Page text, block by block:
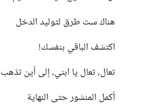
هناك ست طرق لتوليد الدخل
اكتشف الباقي بنفسك!
تعال، تعال يا ابني، إلى أين
أكمل المنشور حتى النهاية